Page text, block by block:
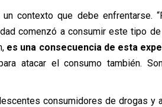
contexto que debe enfrentarse.
comenzó a consumir este tipo
es una consecuencia de esta
atacar el consumo también.
consumidores de drogas y